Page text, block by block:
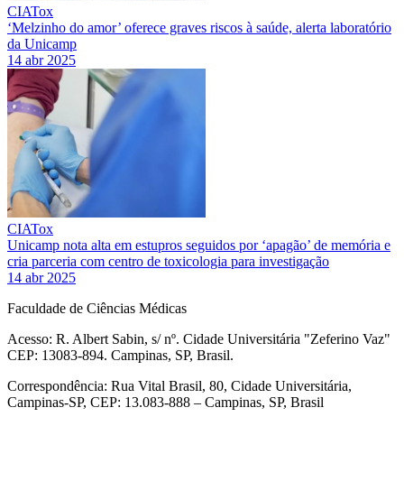
CIATox
‘Melzinho do amor’ oferece graves riscos à saúde, alerta laboratório
da Unicamp
14 abr 2025
CIATox
Unicamp nota alta em estupros seguidos por ‘apagão’ de memória e
cria parceria com centro de toxicologia para investigação
14 abr 2025
Faculdade de Ciências Médicas
Acesso: R. Albert Sabin, s/ nº. Cidade Universitária "Zeferino Vaz"
CEP: 13083-894. Campinas, SP, Brasil.
Correspondência: Rua Vital Brasil, 80, Cidade Universitária,
Campinas-SP, CEP: 13.083-888 – Campinas, SP, Brasil